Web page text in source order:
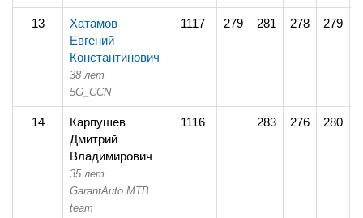
13
Хатамов
Евгений
Константинович
38 лет
5G_CCN
1117 279 281 278 279
14
Карпушев
Дмитрий
Владимирович
35 лет
GarantAuto MTB
team
1116 283 276 280